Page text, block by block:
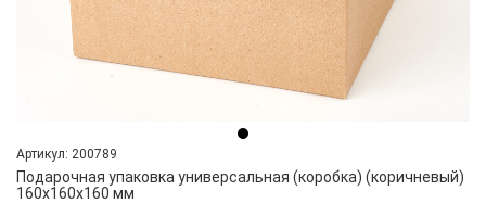
Артикул: 200789
Подарочная упаковка универсальная (коробка) (коричневый)
160х160х160 мм